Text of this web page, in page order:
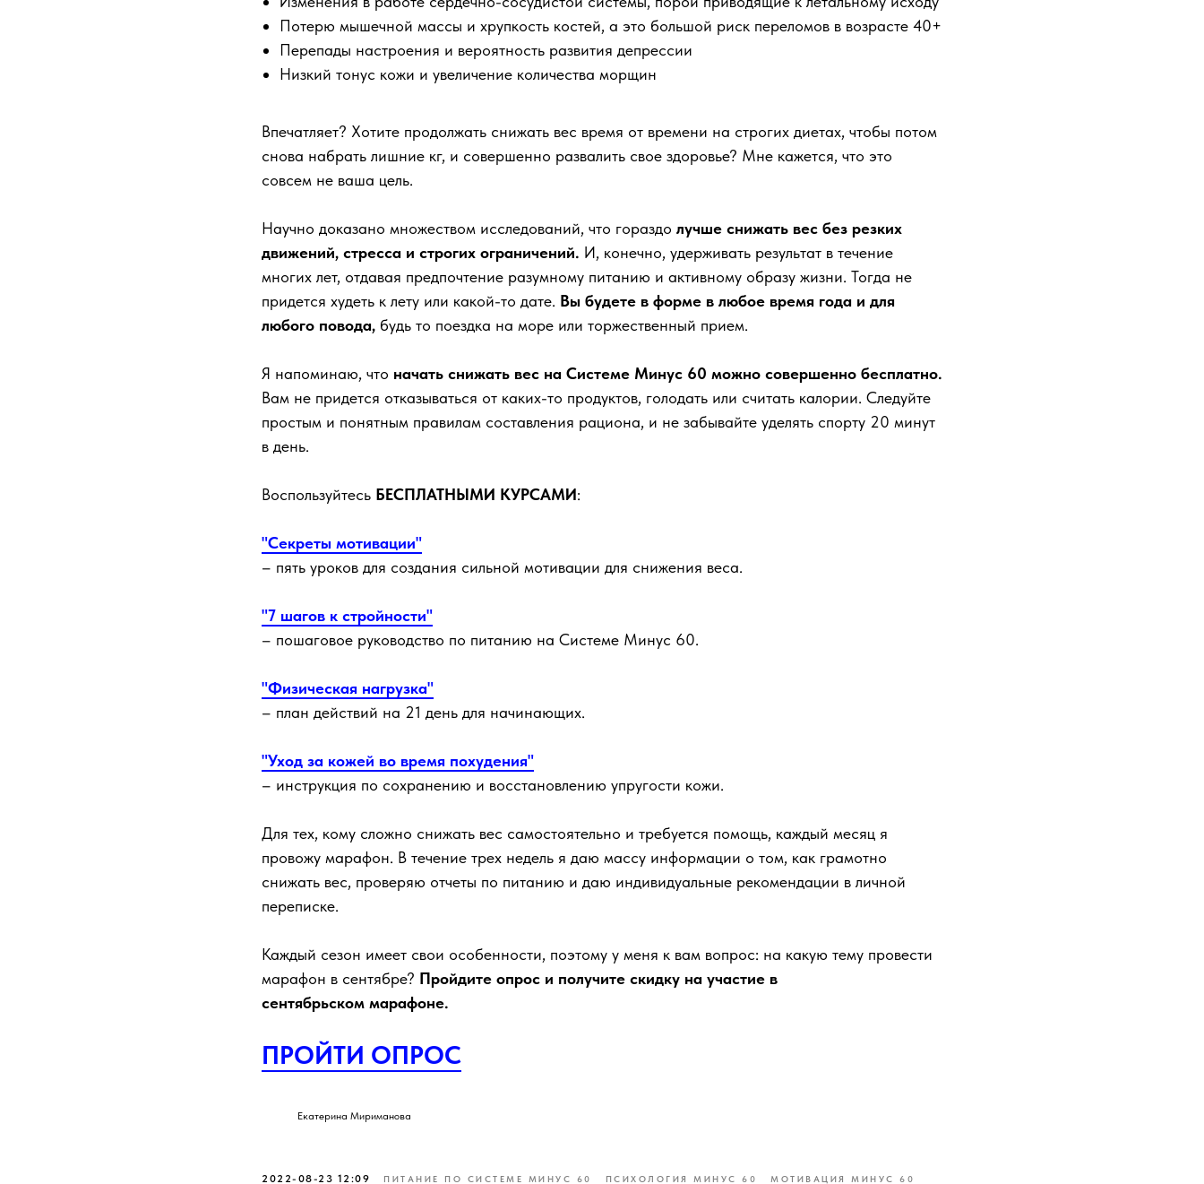
Потерю мышечной массы и хрупкость костей, а это большой риск переломов в возрасте 40+
Перепады настроения и вероятность развития депрессии
Низкий тонус кожи и увеличение количества морщин
Впечатляет? Хотите продолжать снижать вес время от времени на строгих диетах, чтобы потом
снова набрать лишние кг, и совершенно развалить свое здоровье? Мне кажется, что это
совсем не ваша цель.
Научно доказано множеством исследований, что гораздо лучше снижать вес без резких
движений, стресса и строгих ограничений. И, конечно, удерживать результат в течение
многих лет, отдавая предпочтение разумному питанию и активному образу жизни. Тогда не
придется худеть к лету или какой-то дате. Вы будете в форме в любое время года и для
любого повода, будь то поездка на море или торжественный прием.
Я напоминаю, что начать снижать вес на Системе Минус 60 можно совершенно бесплатно.
Вам не придется отказываться от каких-то продуктов, голодать или считать калории. Следуйте
простым и понятным правилам составления рациона, и не забывайте уделять спорту 20 минут
в день.
Воспользуйтесь БЕСПЛАТНЫМИ КУРСАМИ:
"Секреты мотивации"
– пять уроков для создания сильной мотивации для снижения веса.
"7 шагов к стройности"
– пошаговое руководство по питанию на Системе Минус 60.
"Физическая нагрузка"
– план действий на 21 день для начинающих.
"Уход за кожей во время похудения"
– инструкция по сохранению и восстановлению упругости кожи.
Для тех, кому сложно снижать вес самостоятельно и требуется помощь, каждый месяц я
провожу марафон. В течение трех недель я даю массу информации о том, как грамотно
снижать вес, проверяю отчеты по питанию и даю индивидуальные рекомендации в личной
переписке.
Каждый сезон имеет свои особенности, поэтому у меня к вам вопрос: на какую тему провести
марафон в сентябре? Пройдите опрос и получите скидку на участие в
сентябрьском марафоне.
ПРОЙТИ ОПРОС
Екатерина Мириманова
2022-08-23 12:09 ПИТАНИЕ ПО СИСТЕМЕ МИНУС 60 ПСИХОЛОГИЯ МИНУС 60 МОТИВАЦИЯ МИНУС 60